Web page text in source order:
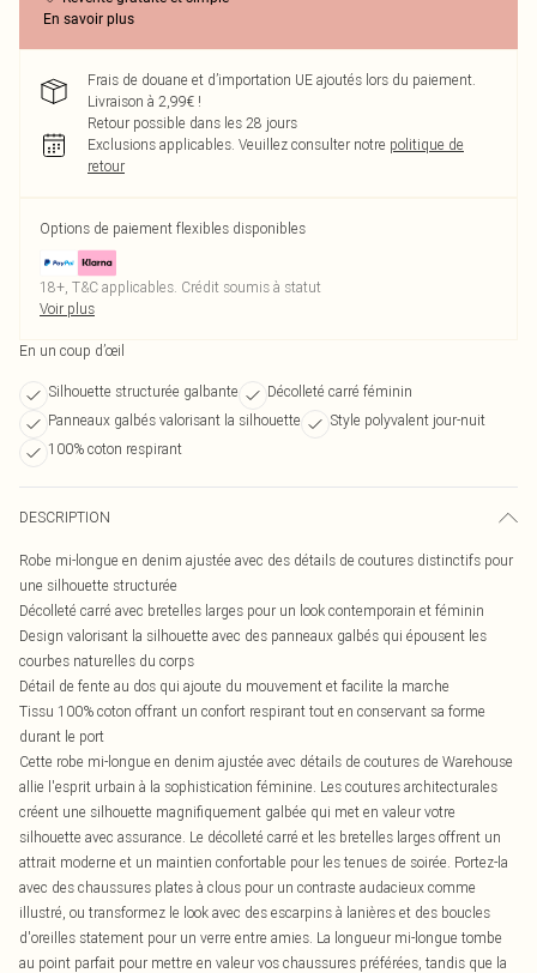
En savoir plus
Frais de douane et d’importation UE ajoutés lors du paiement.
Livraison à 2,99€ !
Retour possible dans les 28 jours
Exclusions applicables. Veuillez consulter notre politique de
retour
Options de paiement flexibles disponibles
18+, T&C applicables. Crédit soumis à statut
Voir plus
En un coup d’œil
Silhouette structurée galbante
Décolleté carré féminin
Panneaux galbés valorisant la silhouette
Style polyvalent jour-nuit
100% coton respirant
DESCRIPTION
Robe mi-longue en denim ajustée avec des détails de coutures distinctifs pour
une silhouette structurée
Décolleté carré avec bretelles larges pour un look contemporain et féminin
Design valorisant la silhouette avec des panneaux galbés qui épousent les
courbes naturelles du corps
Détail de fente au dos qui ajoute du mouvement et facilite la marche
Tissu 100% coton offrant un confort respirant tout en conservant sa forme
durant le port
Cette robe mi-longue en denim ajustée avec détails de coutures de Warehouse
allie l'esprit urbain à la sophistication féminine. Les coutures architecturales
créent une silhouette magnifiquement galbée qui met en valeur votre
silhouette avec assurance. Le décolleté carré et les bretelles larges offrent un
attrait moderne et un maintien confortable pour les tenues de soirée. Portez-la
avec des chaussures plates à clous pour un contraste audacieux comme
illustré, ou transformez le look avec des escarpins à lanières et des boucles
d'oreilles statement pour un verre entre amies. La longueur mi-longue tombe
au point parfait pour mettre en valeur vos chaussures préférées, tandis que la